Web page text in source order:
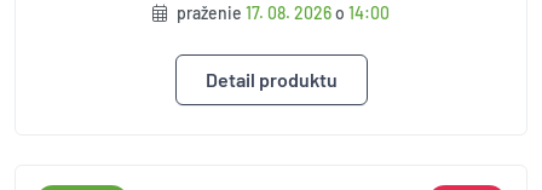
praženie 17. 08. 2026o 14:00
Detail produktu